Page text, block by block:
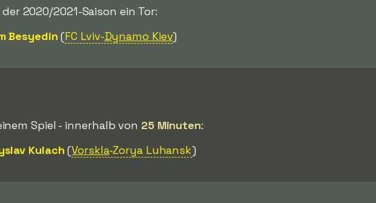
2020/2021-Saison ein Tor:
Besyedin (FC Lviv-Dynamo Kiev)
Spiel - innerhalb von 25 Minuten:
Kulach (Vorskla-Zorya Luhansk)